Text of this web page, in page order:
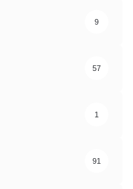
9
57
1
91